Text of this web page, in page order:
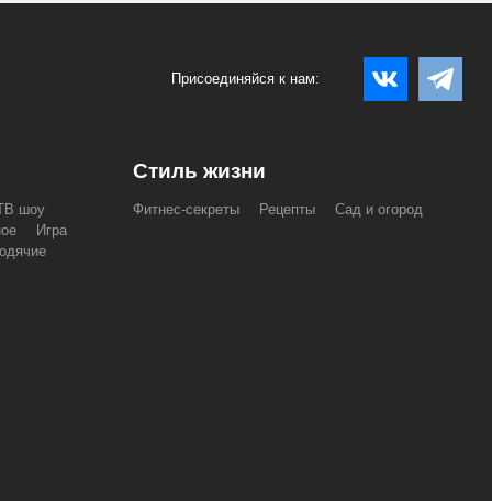
Присоединяйся к нам:
шоу
Игра
Стиль жизни
Фитнес-секреты Рецепты Сад и огород